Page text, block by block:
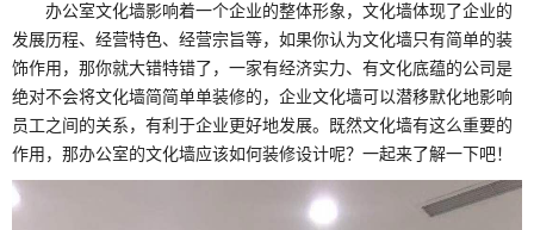
办公室文化墙影响着一个企业的整体形象，文化墙体现了企业的
发展历程、经营特色、经营宗旨等，如果你认为文化墙只有简单的装
饰作用，那你就大错特错了，一家有经济实力、有文化底蕴的公司是
绝对不会将文化墙简简单单装修的，企业文化墙可以潜移默化地影响
员工之间的关系，有利于企业更好地发展。既然文化墙有这么重要的
作用，那办公室的文化墙应该如何装修设计呢？一起来了解一下吧！